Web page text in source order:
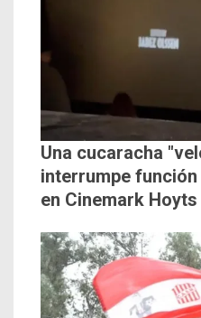
Una cucaracha
interrumpe
en Cinemark Hoyts